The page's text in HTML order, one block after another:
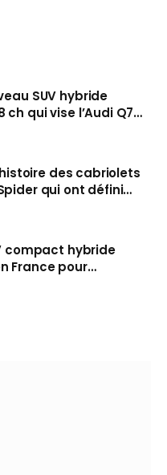
SUV hybride
qui vise l’Audi Q7
automne
des cabriolets
qui ont défini
au vent
compact hybride
France pour
Qashqai et Toyota